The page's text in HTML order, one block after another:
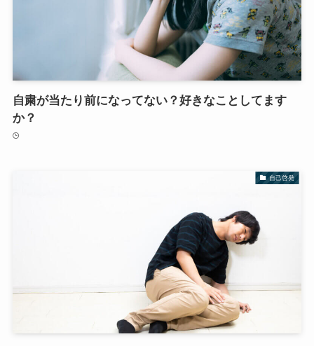
自粛が当たり前になってない？好きなことしてます
か？
自己啓発